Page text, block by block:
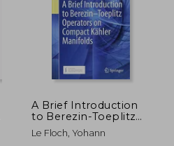
A Brief Introduction
to Berezin-Toeplitz
Operators on
Compact Kähler
Le Floch, Yohann